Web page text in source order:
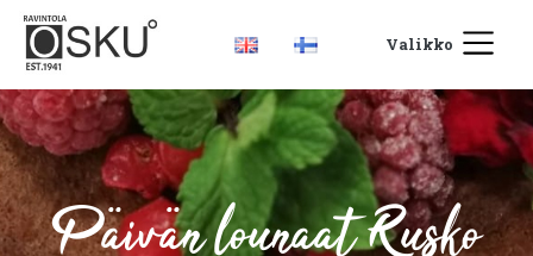
Valikko
Päivän lounaat Rusko